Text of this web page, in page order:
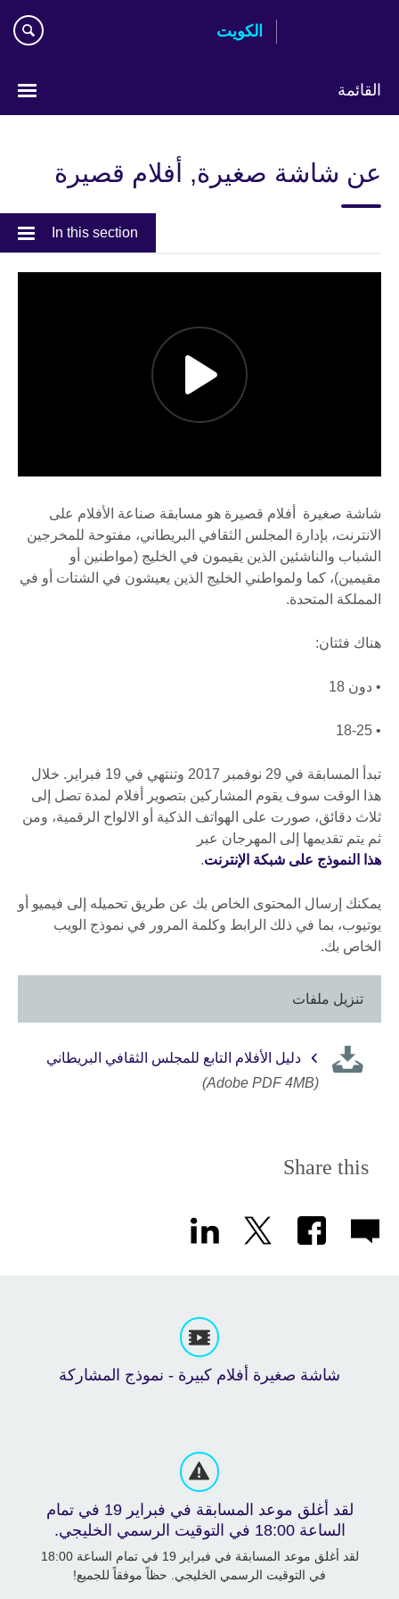
الكويت
القائمة
عن شاشة صغيرة, أفلام قصيرة
In this section
شاشة صغيرة أفلام قصيرة هو مسابقة صناعة الأفلام على
الانترنت، بإدارة المجلس الثقافي البريطاني، مفتوحة للمخرجين
الشباب والناشئين الذين يقيمون في الخليج (مواطنين أو
مقيمين)، كما ولمواطني الخليج الذين يعيشون في الشتات أو في
المملكة المتحدة.
هناك فئتان:
• دون 18
• 18-25
تبدأ المسابقة في 29 نوفمبر 2017 وتنتهي في 19 فبراير. خلال
هذا الوقت سوف يقوم المشاركين بتصوير أفلام لمدة تصل إلى
ثلاث دقائق، صورت على الهواتف الذكية أو الالواح الرقمية، ومن
ثم يتم تقديمها إلى المهرجان عبر
هذا النموذج على شبكة الإنترنت.
يمكنك إرسال المحتوى الخاص بك عن طريق تحميله إلى فيميو أو
يوتيوب، بما في ذلك الرابط وكلمة المرور في نموذج الويب
الخاص بك.
تنزيل ملفات
دليل الأفلام التابع للمجلس الثقافي البريطاني
(Adobe PDF 4MB)
Share this
شاشة صغيرة أفلام كبيرة - نموذج المشاركة
لقد أغلق موعد المسابقة في فبراير 19 في تمام
الساعة 18:00 في التوقيت الرسمي الخليجي.
لقد أغلق موعد المسابقة في فبراير 19 في تمام الساعة 18:00
في التوقيت الرسمي الخليجي. حظاً موفقاً للجميع!